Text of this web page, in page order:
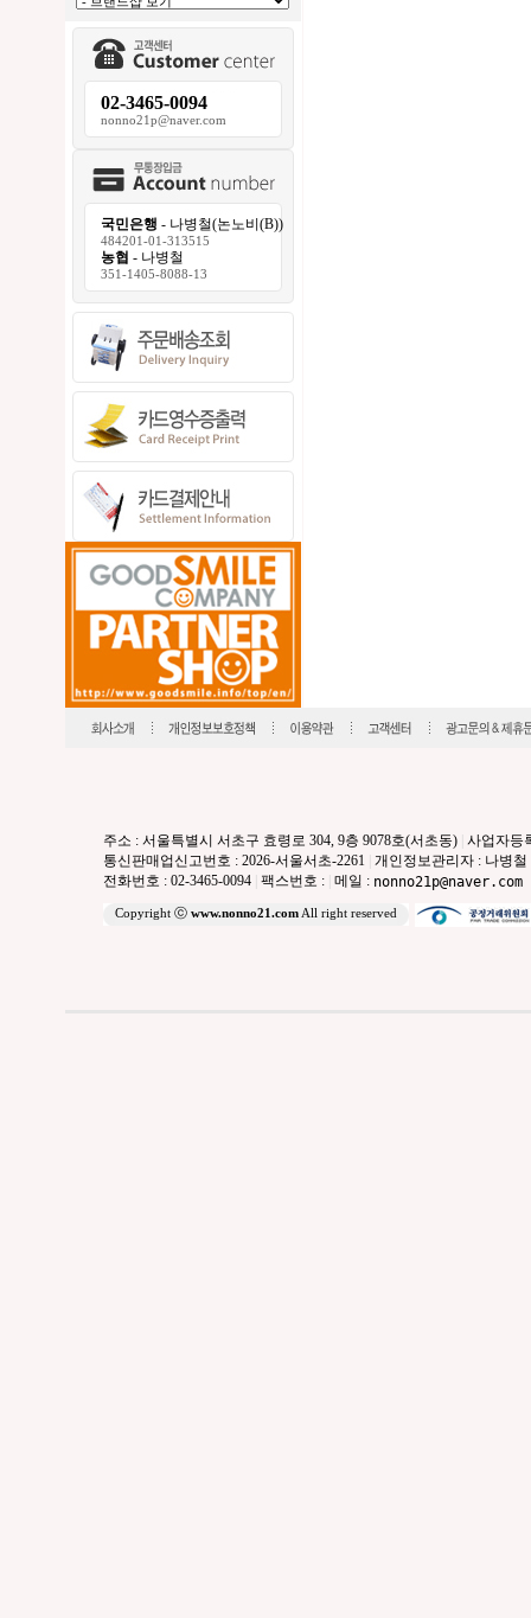
02-3465-0094
nonno21p@naver.com
국민은행 - 나병철(논노비(B))
484201-01-313515
농협 - 나병철
351-1405-8088-13
주소 : 서울특별시 서초구 효령로 304, 9층 9078호(서초동) 사업자등
통신판매업신고번호 : 2026-서울서초-2261 개인정보관리자 : 나병철
전화번호 : 02-3465-0094 팩스번호 : 메일 : nonno21p@naver.com
Copyright ⓒ www.nonno21.comAll right reserved